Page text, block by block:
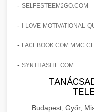
amelyek
útjáról,
virágzó
Érdeklődés
Technikák és
érdeklődésének
növeléséhez.
esettanulmány
🎮 19. AI
- SELFESTEEM2GO.COM
- I-LOVE-MOTIVATIONAL-
- FACEBOOK.COM MMC
- SYNTHASITE.COM
Budapest, Győr,